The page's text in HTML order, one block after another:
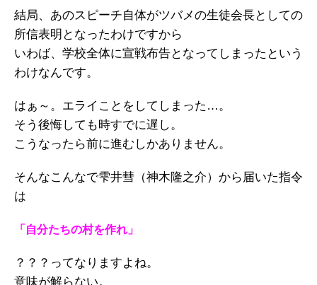
結局、あのスピーチ自体がツバメの生徒会長としての
所信表明となったわけですから
いわば、学校全体に宣戦布告となってしまったという
わけなんです。
はぁ～。エライことをしてしまった…。
そう後悔しても時すでに遅し。
こうなったら前に進むしかありません。
そんなこんなで雫井彗（神木隆之介）から届いた指令
は
「自分たちの村を作れ」
？？？ってなりますよね。
意味が解らない。